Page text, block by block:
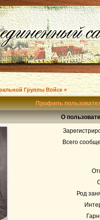
Группы Войск »
Профиль
О
Всего
Род